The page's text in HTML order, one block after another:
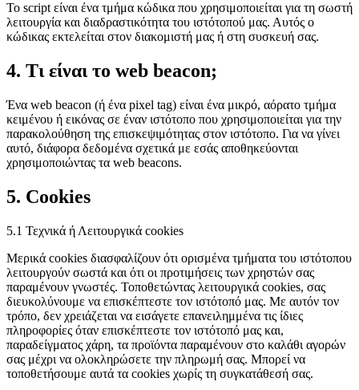
Το script είναι ένα τμήμα κώδικα που χρησιμοποιείται για τη σωστή
λειτουργία και διαδραστικότητα του ιστότοπού μας. Αυτός ο
κώδικας εκτελείται στον διακομιστή μας ή στη συσκευή σας.
4. Τι είναι το web beacon;
Ένα web beacon (ή ένα pixel tag) είναι ένα μικρό, αόρατο τμήμα
κειμένου ή εικόνας σε έναν ιστότοπο που χρησιμοποιείται για την
παρακολούθηση της επισκεψιμότητας στον ιστότοπο. Για να γίνει
αυτό, διάφορα δεδομένα σχετικά με εσάς αποθηκεύονται
χρησιμοποιώντας τα web beacons.
5. Cookies
5.1 Τεχνικά ή Λειτουργικά cookies
Μερικά cookies διασφαλίζουν ότι ορισμένα τμήματα του ιστότοπου
λειτουργούν σωστά και ότι οι προτιμήσεις των χρηστών σας
παραμένουν γνωστές. Τοποθετώντας λειτουργικά cookies, σας
διευκολύνουμε να επισκέπτεστε τον ιστότοπό μας. Με αυτόν τον
τρόπο, δεν χρειάζεται να εισάγετε επανειλημμένα τις ίδιες
πληροφορίες όταν επισκέπτεστε τον ιστότοπό μας και,
παραδείγματος χάρη, τα προϊόντα παραμένουν στο καλάθι αγορών
σας μέχρι να ολοκληρώσετε την πληρωμή σας. Μπορεί να
τοποθετήσουμε αυτά τα cookies χωρίς τη συγκατάθεσή σας.